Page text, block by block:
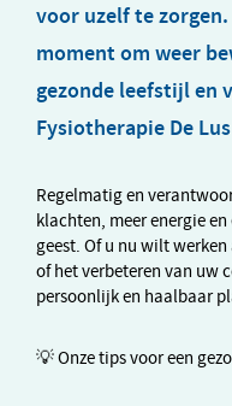
voor uzelf te
moment om weer
gezonde leefstijl en
Fysiotherapie De
Regelmatig en
klachten, meer energie
geest. Of u nu wilt
of het verbeteren van uw
persoonlijk en haalbaar
💡 Onze tips voor een